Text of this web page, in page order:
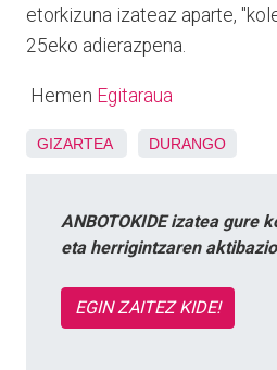
etorkizuna izateaz aparte,
25eko adierazpena.
Hemen Egitaraua
GIZARTEA DURANGO
ANBOTOKIDE izatea gure
eta herrigintzaren
EGIN ZAITEZ KIDE!